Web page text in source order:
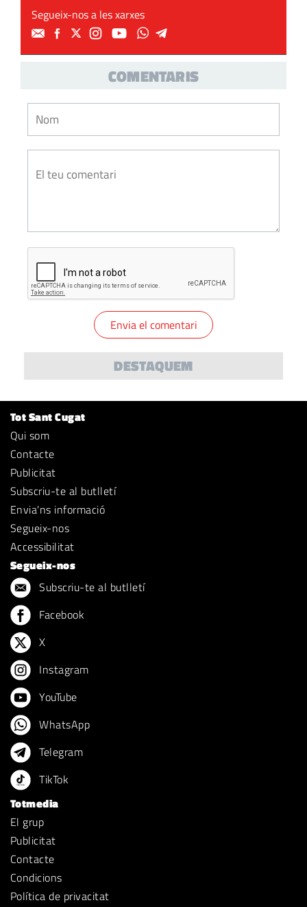
Segueix-nos a les xarxes
COMENTARIS
DESTAQUEM
Tot Sant Cugat
Qui som
Contacte
Publicitat
Subscriu-te al butlletí
Envia'ns informació
Segueix-nos
Accessibilitat
Segueix-nos
Subscriu-te al butlletí
Facebook
X
Instagram
YouTube
WhatsApp
Telegram
TikTok
Totmedia
El grup
Publicitat
Contacte
Condicions
Política de privacitat